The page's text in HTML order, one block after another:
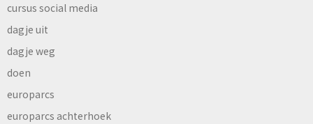
cursus social media
dagje uit
dagje weg
doen
europarcs
europarcs achterhoek